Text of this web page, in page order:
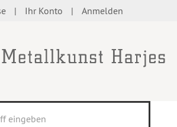
Ihr Konto Anmelden